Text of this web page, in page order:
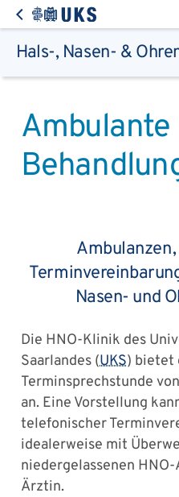
Direkt zum Inhalt springen
Hals-, Nasen- &
Suchbegriff
Kliniken &
Pathologie &
Ambulante
Nasen- und
Die HNO-Klinik des
Saarlandes (UKS) bietet
Terminsprechstunde
an. Eine Vorstellung
telefonischer
idealerweise mit
niedergelassenen
Ärztin.